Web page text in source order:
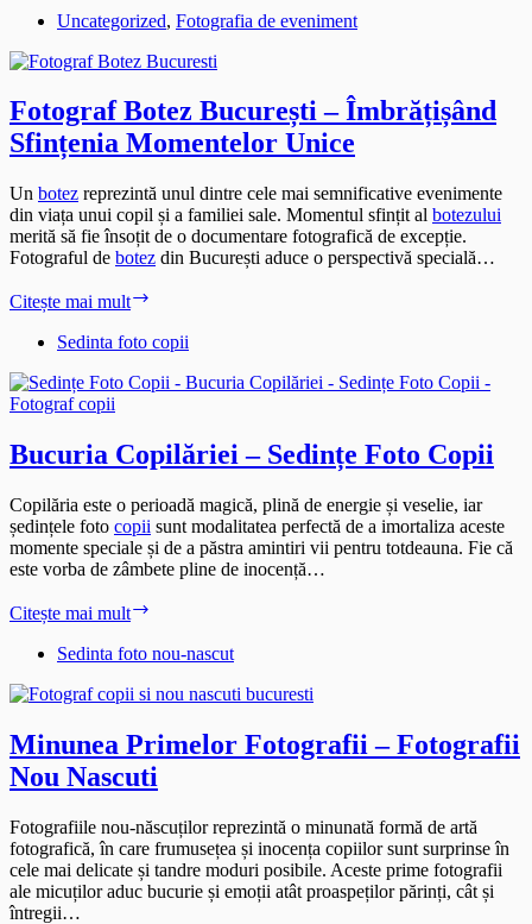
Uncategorized, Fotografia de eveniment
Fotograf Botez București – Îmbrățișând
Sfințenia Momentelor Unice
Un botez reprezintă unul dintre cele mai semnificative evenimente
din viața unui copil și a familiei sale. Momentul sfințit al botezului
merită să fie însoțit de o documentare fotografică de excepție.
Fotograful de botez din București aduce o perspectivă specială…
Citește mai mult
București
Îmbrățișând
Unice
Sedinta foto copii
Bucuria Copilăriei – Sedințe Foto Copii
Copilăria este o perioadă magică, plină de energie și veselie, iar
ședințele foto copii sunt modalitatea perfectă de a imortaliza aceste
momente speciale și de a păstra amintiri vii pentru totdeauna. Fie că
este vorba de zâmbete pline de inocență…
Citește mai mult
–
Foto
Sedinta foto nou-nascut
Minunea Primelor Fotografii – Fotografii
Nou Nascuti
Fotografiile nou-născuților reprezintă o minunată formă de artă
fotografică, în care frumusețea și inocența copiilor sunt surprinse în
cele mai delicate și tandre moduri posibile. Aceste prime fotografii
ale micuților aduc bucurie și emoții atât proaspeților părinți, cât și
întregii…